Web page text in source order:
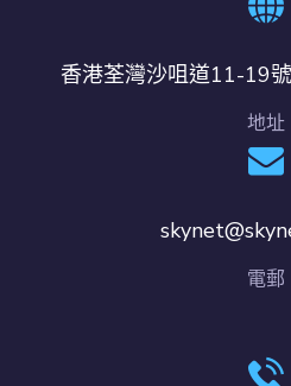
香港荃灣沙咀道11-19
地址
電郵